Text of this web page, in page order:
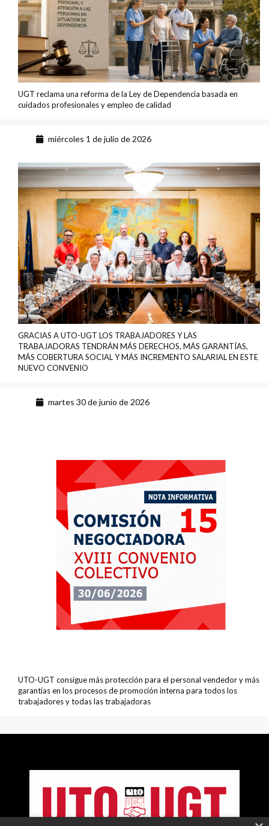
UGT reclama una reforma de la Ley de Dependencia basada en
cuidados profesionales y empleo de calidad
miércoles 1 de julio de 2026
GRACIAS A UTO-UGT LOS TRABAJADORES Y LAS
TRABAJADORAS TENDRÁN MÁS DERECHOS, MÁS GARANTÍAS,
MÁS COBERTURA SOCIAL Y MÁS INCREMENTO SALARIAL EN ESTE
NUEVO CONVENIO
martes 30 de junio de 2026
UTO-UGT consigue más protección para el personal vendedor y más
garantías en los procesos de promoción interna para todos los
trabajadores y todas las trabajadoras